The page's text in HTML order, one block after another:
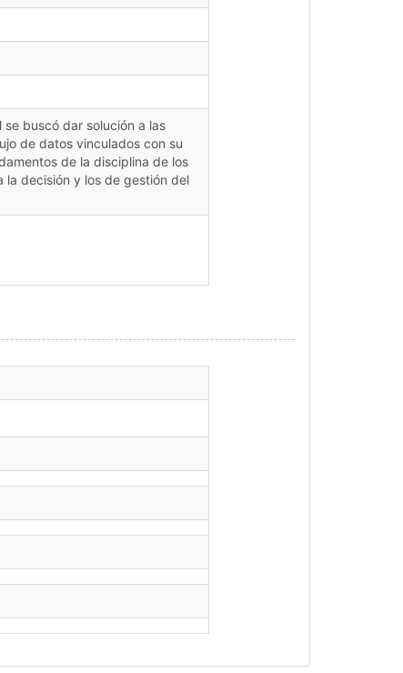
buscó dar solución a las
de datos vinculados con su
de la disciplina de los
la decisión y los de gestión del